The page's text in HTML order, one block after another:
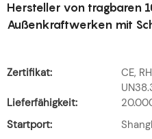
Hersteller von tragbaren
Außenkraftwerken mit
Zertifikat:
CE,
Lieferfähigkeit:
Startport: